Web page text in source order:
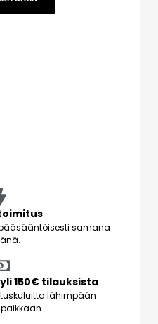
samana
150€ tilauksista
lähimpään